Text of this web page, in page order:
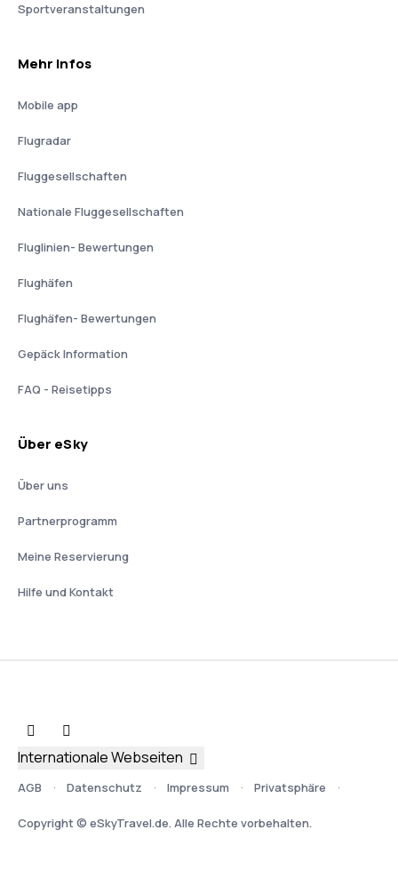
Sportveranstaltungen
Mehr Infos
Mobile app
Flugradar
Fluggesellschaften
Nationale Fluggesellschaften
Fluglinien- Bewertungen
Flughäfen
Flughäfen- Bewertungen
Gepäck Information
FAQ - Reisetipps
Über eSky
Über uns
Partnerprogramm
Meine Reservierung
Hilfe und Kontakt
AGB Datenschutz Impressum Privatsphäre
Copyright © eSkyTravel.de. Alle Rechte vorbehalten.
Internationale Webseiten